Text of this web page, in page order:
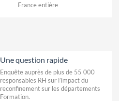
Une question rapide
Enquête auprès de plus de 55 000
responsables RH sur l’impact du
reconfinement sur les départements
Formation.